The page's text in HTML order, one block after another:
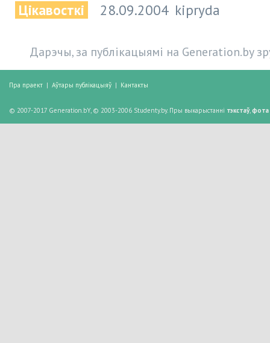
Цікавосткі 28.09.2004 kipryda
Дарэчы, за публікацыямі на Generation.by
Пра праект | Аўтары публікацыяў | Кантакты
© 2007-2017 Generation.bY, © 2003-2006 Studenty.by. Пры выкарыстанні тэкстаў, фота